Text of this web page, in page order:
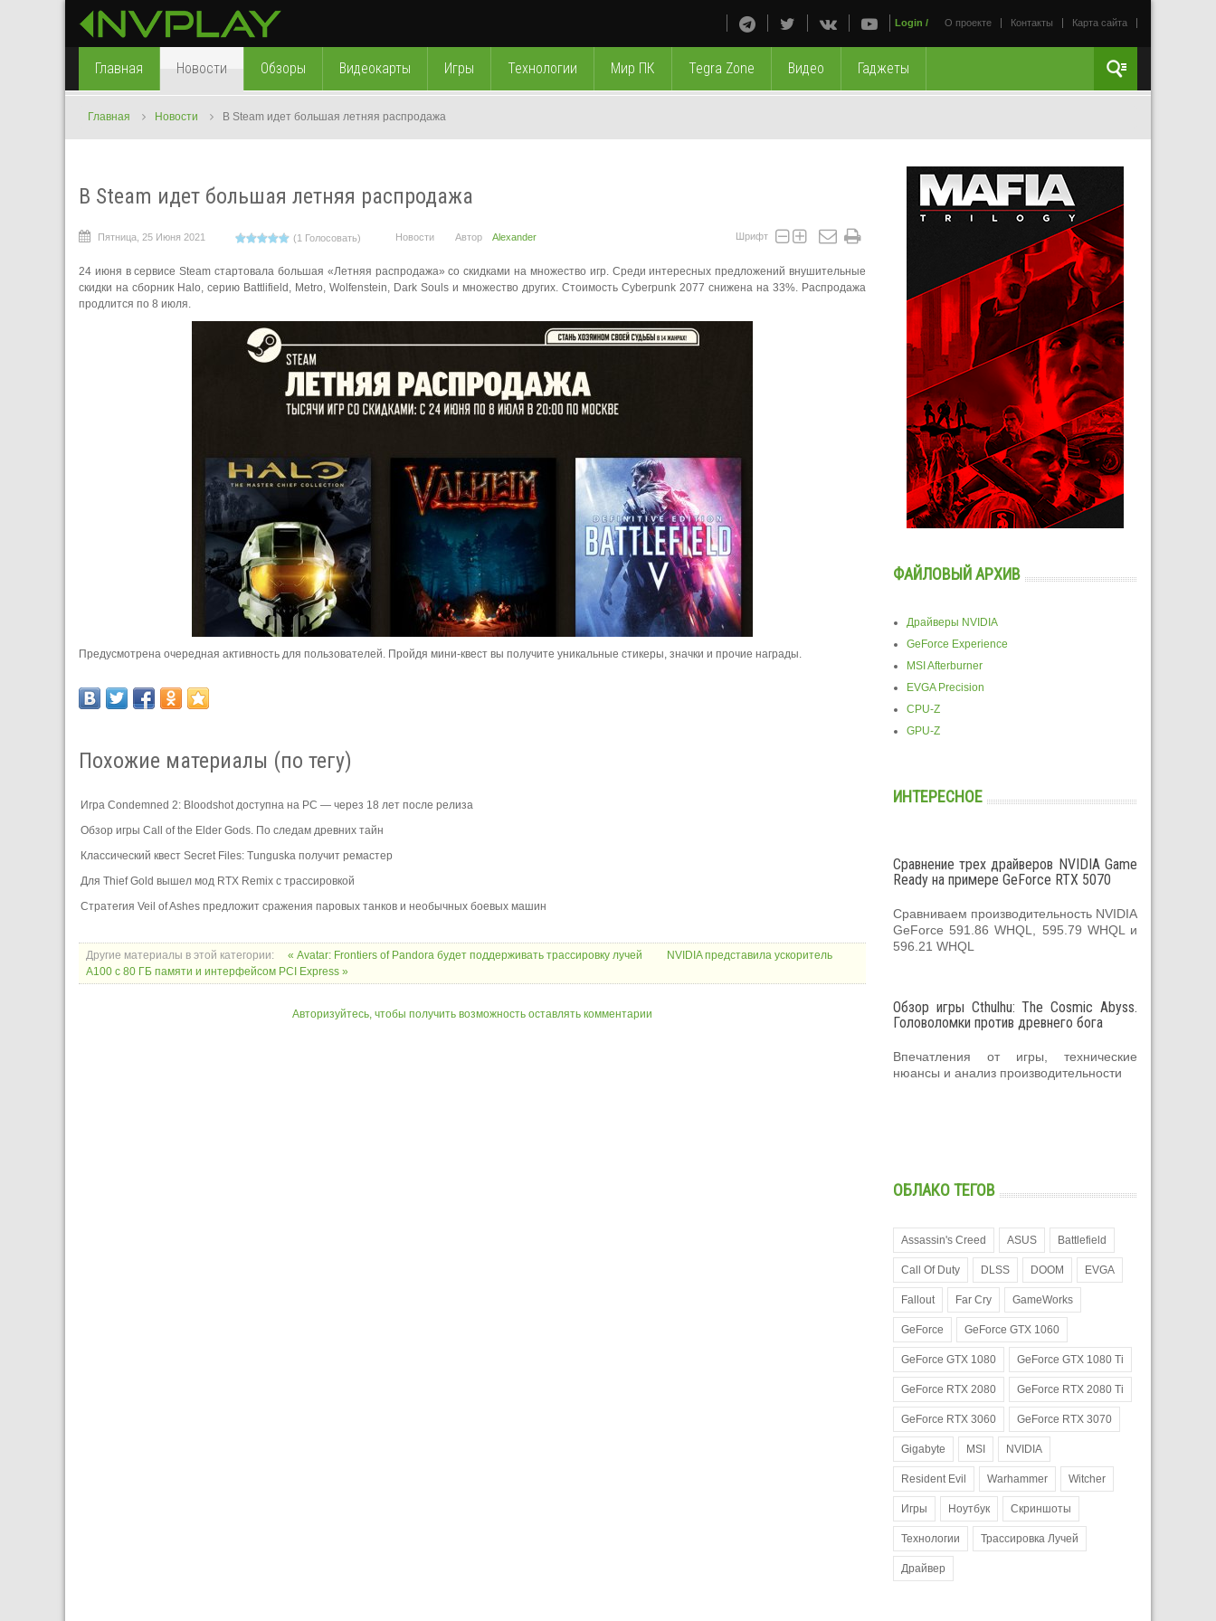
О проекте Контакты Карта сайта
Login /
Главная Новости Обзоры Видеокарты Игры Технологии Мир ПК Tegra Zone Видео Гаджеты
Главная Новости В Steam идет большая летняя распродажа
В Steam идет большая летняя распродажа
Пятница, 25 Июня 2021 (1 Голосовать) Новости Автор Alexander Шрифт
24 июня в сервисе Steam стартовала большая «Летняя распродажа» со скидками на множество игр. Среди интересных предложений внушительные
скидки на сборник Halo, серию Battlifield, Metro, Wolfenstein, Dark Souls и множество других. Стоимость Cyberpunk 2077 снижена на 33%. Распродажа
продлится по 8 июля.
Предусмотрена очередная активность для пользователей. Пройдя мини-квест вы получите уникальные стикеры, значки и прочие награды.
Похожие материалы (по тегу)
Игра Condemned 2: Bloodshot доступна на PC — через 18 лет после релиза
Обзор игры Call of the Elder Gods. По следам древних тайн
Классический квест Secret Files: Tunguska получит ремастер
Для Thief Gold вышел мод RTX Remix с трассировкой
Стратегия Veil of Ashes предложит сражения паровых танков и необычных боевых машин
Другие материалы в этой категории: « Avatar: Frontiers of Pandora будет поддерживать трассировку лучей
NVIDIA представила ускоритель
A100 с 80 ГБ памяти и интерфейсом PCI Express »
Авторизуйтесь, чтобы получить возможность оставлять комментарии
ФАЙЛОВЫЙ АРХИВ
Драйверы NVIDIA
GeForce Experience
MSI Afterburner
EVGA Precision
CPU-Z
GPU-Z
ИНТЕРЕСНОЕ
Сравнение трех драйверов NVIDIA Game
Ready на примере GeForce RTX 5070
Сравниваем производительность NVIDIA
GeForce 591.86 WHQL, 595.79 WHQL и
596.21 WHQL
Обзор игры Cthulhu: The Cosmic Abyss.
Головоломки против древнего бога
Впечатления от игры, технические
нюансы и анализ производительности
ОБЛАКО ТЕГОВ
Assassin's Creed ASUS Battlefield
Call Of Duty DLSS DOOM EVGA
Fallout Far Cry GameWorks
GeForce GeForce GTX 1060
GeForce GTX 1080 GeForce GTX 1080 Ti
GeForce RTX 2080 GeForce RTX 2080 Ti
GeForce RTX 3060 GeForce RTX 3070
Gigabyte MSI NVIDIA
Resident Evil Warhammer Witcher
Игры Ноутбук Скриншоты
Технологии Трассировка Лучей
Драйвер